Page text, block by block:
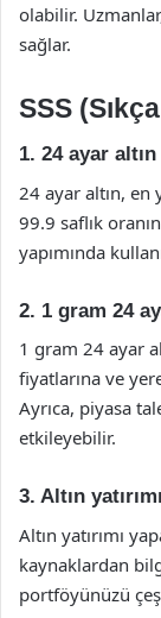
olabilir.
sağlar.
SSS
1. 24 ayar
24 ayar altın, en
99.9 saflık
yapımında
2. 1 gram 24
1 gram 24 ayar
fiyatlarına ve
Ayrıca, piyasa
etkileyebilir.
3. Altın
Altın yatırımı
kaynaklardan
portföyünüzü